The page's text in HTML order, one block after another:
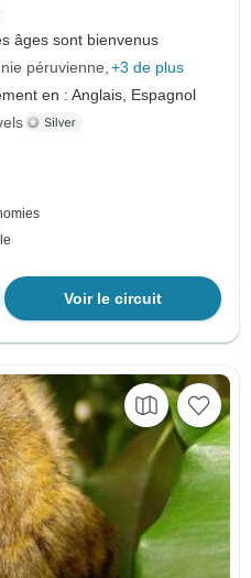
âges sont bienvenus
péruvienne +3 de plus
en : Anglais, Espagnol
Voir le circuit